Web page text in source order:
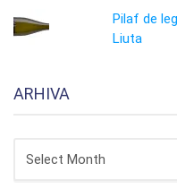
Pilaf de
Liuta
ARHIVA